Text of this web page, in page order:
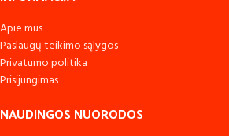
Apie mus
Paslaugų teikimo sąlygos
Privatumo politika
Prisijungimas
NAUDINGOS NUORODOS